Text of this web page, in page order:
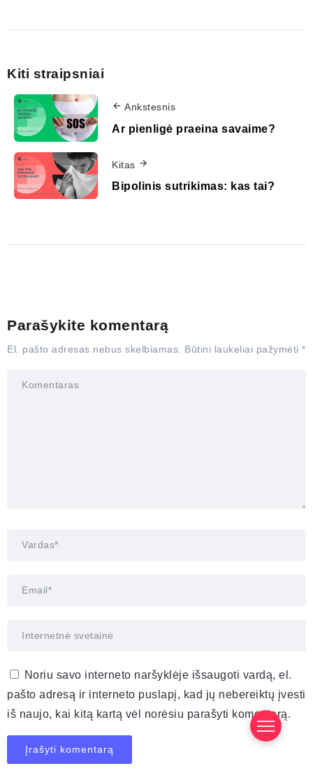
Kiti straipsniai
Ankstesnis
Ar pienligė praeina savaime?
Kitas
Bipolinis sutrikimas: kas tai?
Parašykite komentarą
El. pašto adresas nebus skelbiamas. Būtini laukeliai pažymėti *
Noriu savo interneto naršyklėje išsaugoti vardą, el.
pašto adresą ir interneto puslapį, kad jų nebereiktų įvesti
iš naujo, kai kitą kartą vėl norėsiu parašyti komentarą.